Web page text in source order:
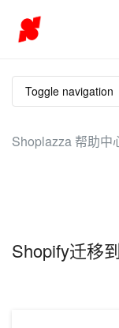
Toggle navigation
Shoplazza 帮助中
Shopify迁移